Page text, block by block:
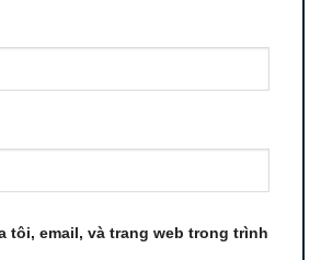
tôi, email, và trang web trong trình